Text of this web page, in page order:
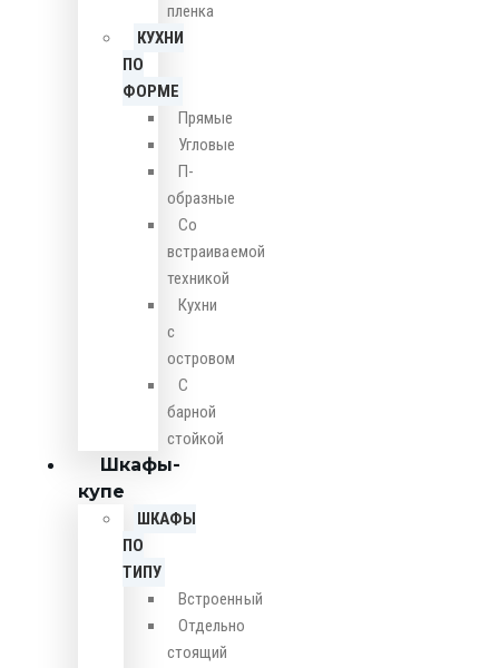
пленка
КУХНИ
ПО
ФОРМЕ
Прямые
Угловые
П-
образные
Со
встраиваемой
техникой
Кухни
с
островом
С
барной
стойкой
Шкафы-
купе
ШКАФЫ
ПО
ТИПУ
Встроенный
Отдельно
стоящий